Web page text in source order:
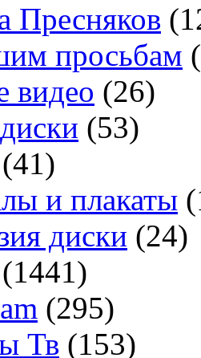
Пресняков
просьбам
видео (26)
(53)
(41)
и плакаты
диски (24)
(1441)
(295)
Тв (153)